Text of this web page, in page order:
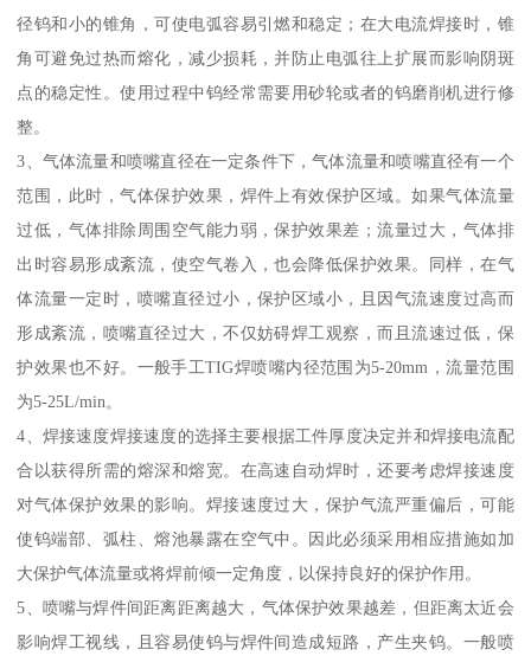
径钨和小的锥角，可使电弧容易引燃和稳定；在大电流焊接时，锥
角可避免过热而熔化，减少损耗，并防止电弧往上扩展而影响阴斑
点的稳定性。使用过程中钨经常需要用砂轮或者的钨磨削机进行修
整。
3、气体流量和喷嘴直径在一定条件下，气体流量和喷嘴直径有一个
范围，此时，气体保护效果，焊件上有效保护区域。如果气体流量
过低，气体排除周围空气能力弱，保护效果差；流量过大，气体排
出时容易形成紊流，使空气卷入，也会降低保护效果。同样，在气
体流量一定时，喷嘴直径过小，保护区域小，且因气流速度过高而
形成紊流，喷嘴直径过大，不仅妨碍焊工观察，而且流速过低，保
护效果也不好。一般手工TIG焊喷嘴内径范围为5-20mm，流量范围
为5-25L/min。
4、焊接速度焊接速度的选择主要根据工件厚度决定并和焊接电流配
合以获得所需的熔深和熔宽。在高速自动焊时，还要考虑焊接速度
对气体保护效果的影响。焊接速度过大，保护气流严重偏后，可能
使钨端部、弧柱、熔池暴露在空气中。因此必须采用相应措施如加
大保护气体流量或将焊前倾一定角度，以保持良好的保护作用。
5、喷嘴与焊件间距离距离越大，气体保护效果越差，但距离太近会
影响焊工视线，且容易使钨与焊件间造成短路，产生夹钨。一般喷